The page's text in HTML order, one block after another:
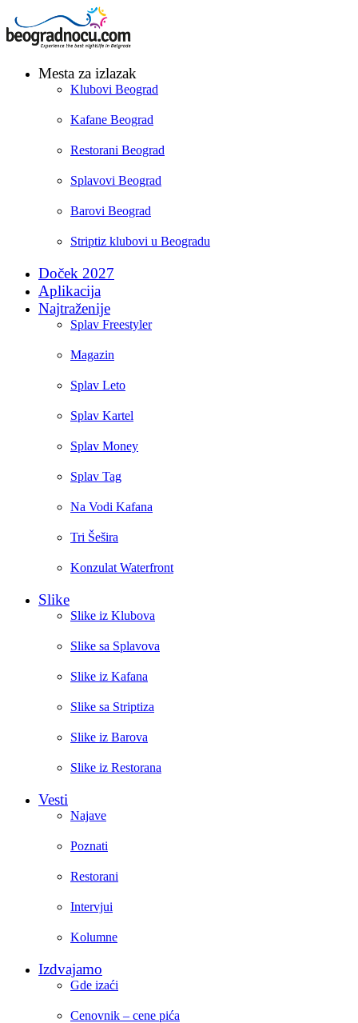
Mesta za izlazak
Klubovi Beograd
Kafane Beograd
Restorani Beograd
Splavovi Beograd
Barovi Beograd
Striptiz klubovi u Beogradu
Doček 2027
Aplikacija
Najtraženije
Splav Freestyler
Magazin
Splav Leto
Splav Kartel
Splav Money
Splav Tag
Na Vodi Kafana
Tri Šešira
Konzulat Waterfront
Slike
Slike iz Klubova
Slike sa Splavova
Slike iz Kafana
Slike sa Striptiza
Slike iz Barova
Slike iz Restorana
Vesti
Najave
Poznati
Restorani
Intervjui
Kolumne
Izdvajamo
Gde izaći
Cenovnik – cene pića